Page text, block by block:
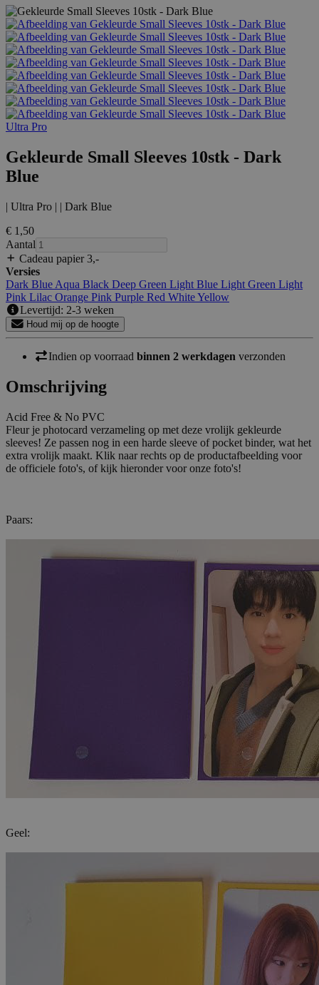
Ultra Pro
Gekleurde Small Sleeves 10stk - Dark
Blue
| Ultra Pro | | Dark Blue
€ 1 ,50
Aantal
Cadeau papier 3,-
Versies
Dark Blue Aqua Black Deep Green Light Blue Light Green Light
Pink Lilac Orange Pink Purple Red WhiteYellow
Levertijd: 2-3 weken
Houd mij op de hoogte
Indien op voorraad binnen 2 werkdagen verzonden
Omschrijving
Acid Free & No PVC
Fleur je photocard verzameling op met deze vrolijk gekleurde
sleeves! Ze passen nog in een harde sleeve of pocket binder, wat het
extra vrolijk maakt. Klik naar rechts op de productafbeelding voor
de officiele foto's, of kijk hieronder voor onze foto's!
Paars:
Geel: